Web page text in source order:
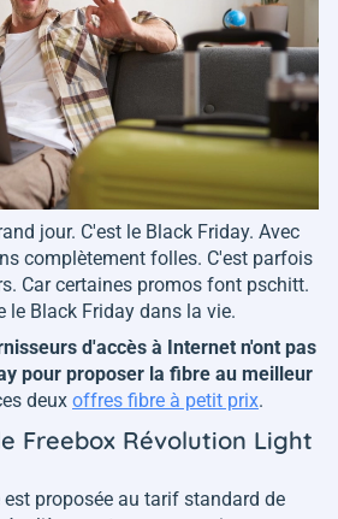
jour. C'est le Black Friday. Avec
complètement folles. C'est parfois
Car certaines promos font pschitt.
le Black Friday dans la vie.
d'accès à Internet n'ont pas
pour proposer la fibre au meilleur
deux offres fibre à petit prix.
Freebox Révolution Light
est proposée au tarif standard de